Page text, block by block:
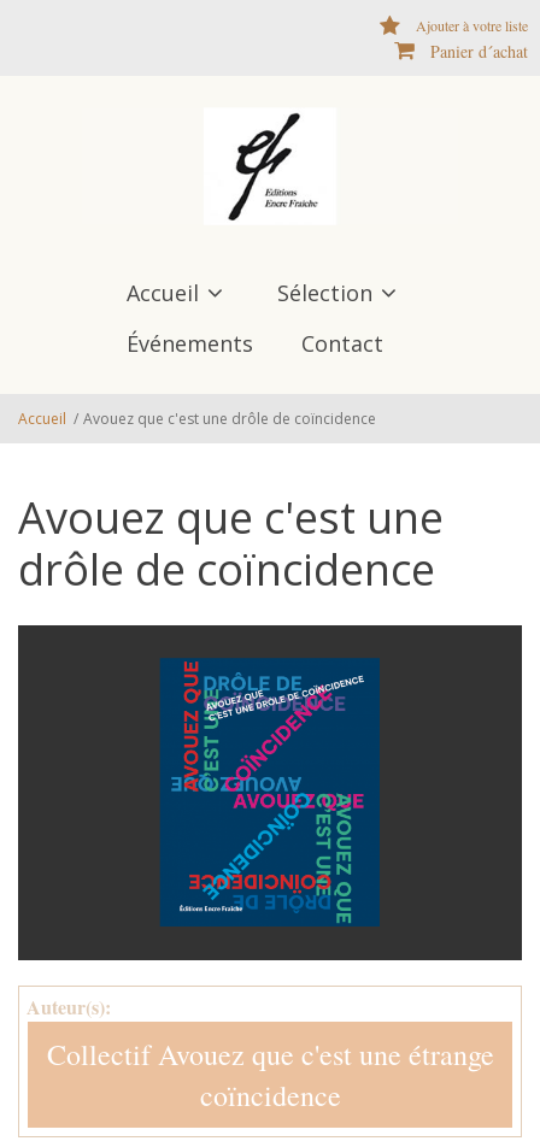
Ajouter à votre liste
Panier d´achat
Accueil
Sélection
Événements
Contact
Accueil / Avouez que c'est une drôle de coïncidence
Avouez que c'est une
drôle de coïncidence
Auteur(s):
Collectif Avouez que c'est une étrange
coïncidence